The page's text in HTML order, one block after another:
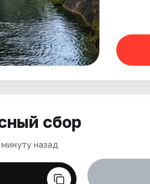
сбор
назад